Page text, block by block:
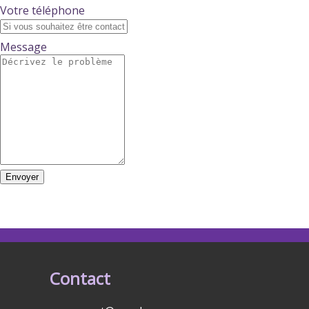
Votre téléphone
Message
Envoyer
Contact